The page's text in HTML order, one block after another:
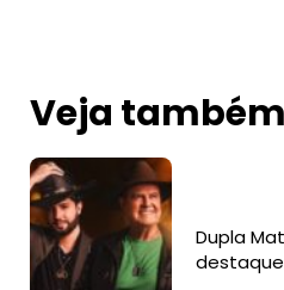
Veja também
Dupla